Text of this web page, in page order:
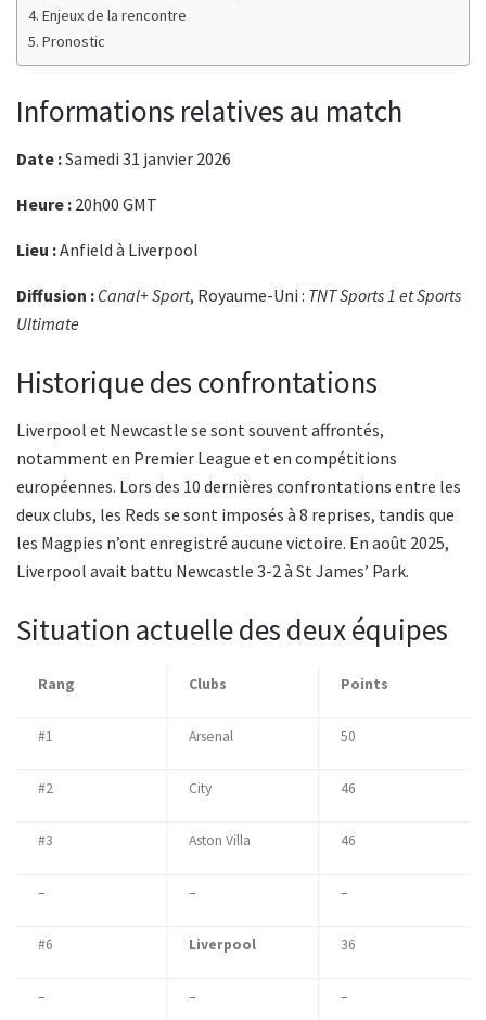
Enjeux de la rencontre
Pronostic
Informations relatives au match
Date :Samedi 31 janvier 2026
Heure : 20h00 GMT
Lieu :Anfield à Liverpool
Diffusion : Canal+ Sport, Royaume-Uni : TNT Sports 1 et Sports
Ultimate
Historique des confrontations
Liverpool et Newcastle se sont souvent affrontés,
notamment en Premier League et en compétitions
européennes. Lors des 10 dernières confrontations entre les
deux clubs, les Reds se sont imposés à 8 reprises, tandis que
les Magpies n’ont enregistré aucune victoire. En août 2025,
Liverpool avait battu Newcastle 3-2 à St James’ Park.
Situation actuelle des deux équipes
Rang Clubs Points
#1 Arsenal 50
#2 City 46
#3 Aston Villa 46
– – –
#6 Liverpool 36
– – –